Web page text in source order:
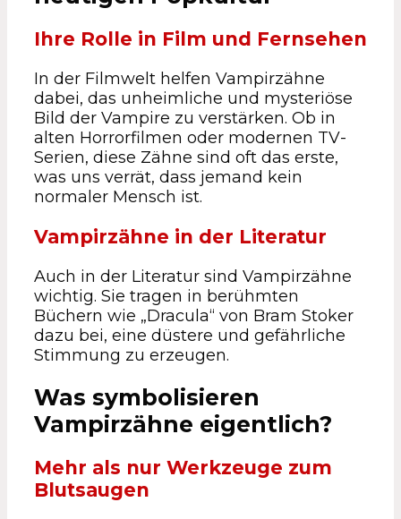
Ihre Rolle in Film und Fernsehen
In der Filmwelt helfen Vampirzähne
dabei, das unheimliche und mysteriöse
Bild der Vampire zu verstärken. Ob in
alten Horrorfilmen oder modernen TV-
Serien, diese Zähne sind oft das erste,
was uns verrät, dass jemand kein
normaler Mensch ist.
Vampirzähne in der Literatur
Auch in der Literatur sind Vampirzähne
wichtig. Sie tragen in berühmten
Büchern wie „Dracula“ von Bram Stoker
dazu bei, eine düstere und gefährliche
Stimmung zu erzeugen.
Was symbolisieren
Vampirzähne eigentlich?
Mehr als nur Werkzeuge zum
Blutsaugen